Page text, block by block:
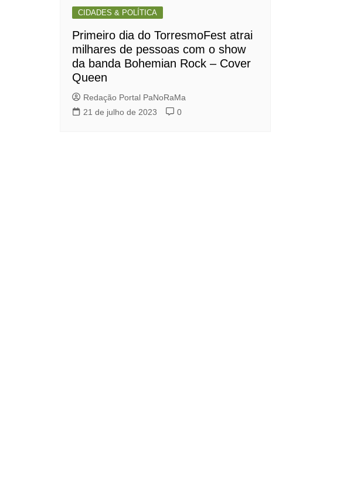
CIDADES & POLÍTICA
Primeiro dia do TorresmoFest atrai
milhares de pessoas com o show
da banda Bohemian Rock – Cover
Queen
Redação Portal PaNoRaMa
21 de julho de 2023
0